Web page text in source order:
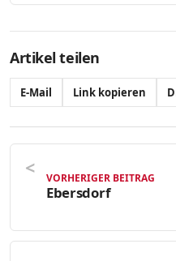
Artikel teilen
E-Mail Link kopieren
VORHERIGER BEITRAG
Ebersdorf